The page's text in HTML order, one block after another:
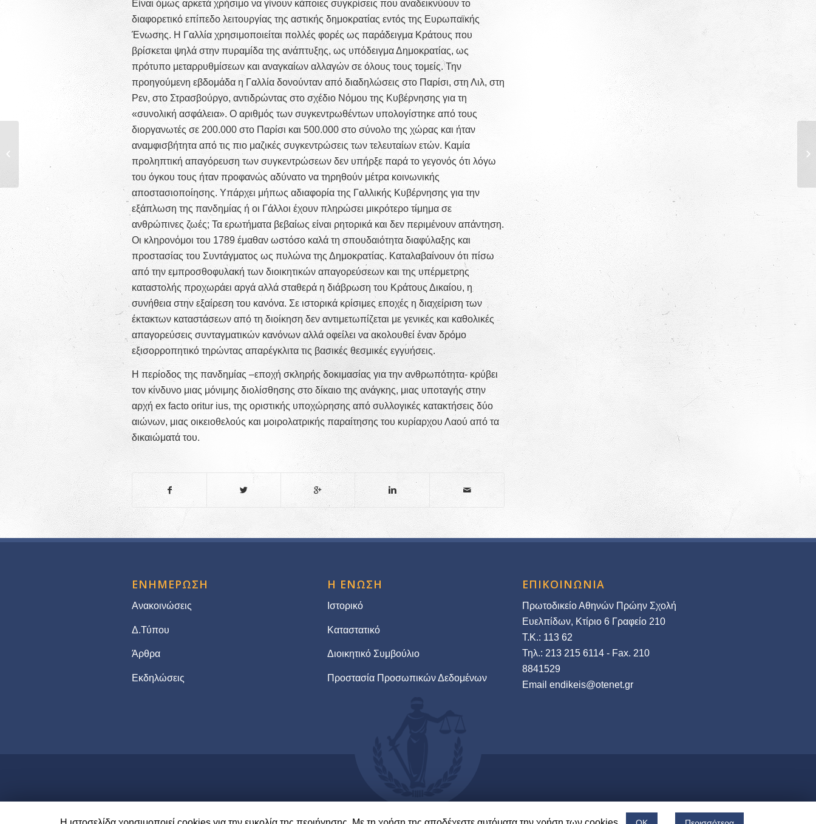
Είναι όμως αρκετά χρήσιμο να γίνουν κάποιες συγκρίσεις που αναδεικνύουν το
διαφορετικό επίπεδο λειτουργίας της αστικής δημοκρατίας εντός της Ευρωπαϊκής
Ένωσης. Η Γαλλία χρησιμοποιείται πολλές φορές ως παράδειγμα Κράτους που
βρίσκεται ψηλά στην πυραμίδα της ανάπτυξης, ως υπόδειγμα Δημοκρατίας, ως
πρότυπο μεταρρυθμίσεων και αναγκαίων αλλαγών σε όλους τους τομείς. Την
προηγούμενη εβδομάδα η Γαλλία δονούνταν από διαδηλώσεις στο Παρίσι, στη Λιλ, στη
Ρεν, στο Στρασβούργο, αντιδρώντας στο σχέδιο Νόμου της Κυβέρνησης για τη
«συνολική ασφάλεια». Ο αριθμός των συγκεντρωθέντων υπολογίστηκε από τους
διοργανωτές σε 200.000 στο Παρίσι και 500.000 στο σύνολο της χώρας και ήταν
αναμφισβήτητα από τις πιο μαζικές συγκεντρώσεις των τελευταίων ετών. Καμία
προληπτική απαγόρευση των συγκεντρώσεων δεν υπήρξε παρά το γεγονός ότι λόγω
του όγκου τους ήταν προφανώς αδύνατο να τηρηθούν μέτρα κοινωνικής
αποστασιοποίησης. Υπάρχει μήπως αδιαφορία της Γαλλικής Κυβέρνησης για την
εξάπλωση της πανδημίας ή οι Γάλλοι έχουν πληρώσει μικρότερο τίμημα σε
ανθρώπινες ζωές; Τα ερωτήματα βεβαίως είναι ρητορικά και δεν περιμένουν απάντηση.
Οι κληρονόμοι του 1789 έμαθαν ωστόσο καλά τη σπουδαιότητα διαφύλαξης και
προστασίας του Συντάγματος ως πυλώνα της Δημοκρατίας. Καταλαβαίνουν ότι πίσω
από την εμπροσθοφυλακή των διοικητικών απαγορεύσεων και της υπέρμετρης
καταστολής προχωράει αργά αλλά σταθερά η διάβρωση του Κράτους Δικαίου, η
συνήθεια στην εξαίρεση του κανόνα. Σε ιστορικά κρίσιμες εποχές η διαχείριση των
έκτακτων καταστάσεων από τη διοίκηση δεν αντιμετωπίζεται με γενικές και καθολικές
απαγορεύσεις συνταγματικών κανόνων αλλά οφείλει να ακολουθεί έναν δρόμο
εξισορροπητικό τηρώντας απαρέγκλιτα τις βασικές θεσμικές εγγυήσεις.
Η περίοδος της πανδημίας –εποχή σκληρής δοκιμασίας για την ανθρωπότητα- κρύβει
τον κίνδυνο μιας μόνιμης διολίσθησης στο δίκαιο της ανάγκης, μιας υποταγής στην
αρχή ex facto oritur ius, της οριστικής υποχώρησης από συλλογικές κατακτήσεις δύο
αιώνων, μιας οικειοθελούς και μοιρολατρικής παραίτησης του κυρίαρχου Λαού από τα
δικαιώματά του.
ΕΝΗΜΕΡΩΣΗ
Ανακοινώσεις
Δ.Τύπου
Άρθρα
Εκδηλώσεις
Η ΕΝΩΣΗ
Ιστορικό
Καταστατικό
Διοικητικό Συμβούλιο
Προστασία Προσωπικών Δεδομένων
ΕΠΙΚΟΙΝΩΝΙΑ
Πρωτοδικείο Αθηνών Πρώην Σχολή
Ευελπίδων, Κτίριο 6 Γραφείο 210
Τ.Κ.: 113 62
Τηλ.: 213 215 6114 - Fax. 210
8841529
Εmail endikeis@otenet.gr
ΠΑΡΑΤΗΡΗΣΕΙΣ ΑΝΑΦΟΡΙΚΑ ΜΕ
ΤΗ ΔΥΝΑΤΟΤΗΤΑ ΕΦΑΡΜΟΓΗΣ...